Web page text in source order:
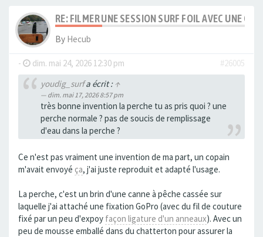
RE: FILMER UNE SESSION SURF FOIL AVEC UNE
By Hecub
- dim. mai 24, 2026 12:30 pm
#26005
youdig_surfa écrit : ↑
dim. mai 17, 2026 8:57 pm
très bonne invention la perche tu as pris quoi ? une
perche normale ? pas de soucis de remplissage
d'eau dans la perche ?
Ce n'est pas vraiment une invention de ma part, un copain
m'avait envoyé ça, j'ai juste reproduit et adapté l'usage.
La perche, c'est un brin d'une canne à pêche cassée sur
laquelle j'ai attaché une fixation GoPro (avec du fil de couture
fixé par un peu d'expoy façon ligature d'un anneaux). Avec un
peu de mousse emballé dans du chatterton pour assurer la